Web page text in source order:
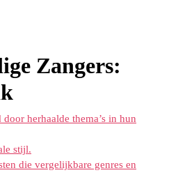
Zangers:
herhaalde thema’s in hun
stijl.
die vergelijkbare genres en